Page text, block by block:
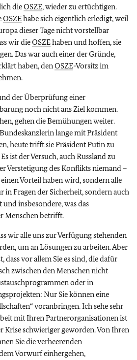
dieOSZE, wieder zu ertüchtigen.
OSZEhabe sich eigentlich erledigt, weil
dieser Tage nicht vorstellbar
wir dieOSZEhaben und hoffen, sie
Das war auch einer der Gründe,
haben, denOSZE-Vorsitz im
der Überprüfung einer
noch nicht ans Ziel kommen.
gehen die Bemühungen weiter.
lange mit Präsident
heute trifft sie Präsident Putin zu
ist der Versuch, auch Russland zu
Verstetigung des Konflikts niemand –
Vorteil haben wird, sondern alle
in Fragen der Sicherheit, sondern auch
insbesondere, was das
Menschen betrifft.
wir alle uns zur Verfügung stehenden
um an Lösungen zu arbeiten. Aber
dass vor allem Sie es sind, die dafür
zwischen den Menschen nicht
oder in
Nur Sie können eine
voranbringen. Ich sehe sehr
mit Ihren Partnerorganisationen ist
Krise schwieriger geworden. Von Ihren
Sie die verheerenden
Vorwurf einhergehen,